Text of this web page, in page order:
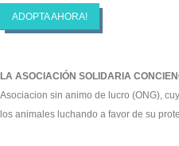
ADOPTA AHORA!
LA ASOCIACIÓN SOLIDARIA
Asociacion sin animo de lucro (ONG),
los animales luchando a favor de su